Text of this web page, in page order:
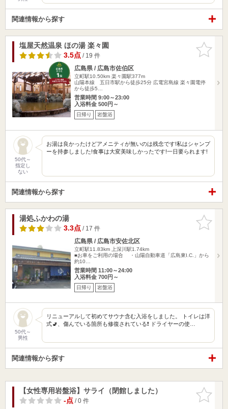
関連情報から探す
お気に入
りに追加
塩屋天然温泉 ほの湯 楽々園
3.5点/ 19 件
広島県 / 広島市佐伯区
立町駅10.50km 楽々園駅377m
山陽本線 五日市駅から徒歩25分 広電宮島線 楽々園電停
から徒歩5…
営業時間 9:00～23:00
入浴料金 500円～
日帰り 岩盤浴
50代～
指定し
ない
お湯は良かったけどアメニティが無いのは残念です!私はシャンプ
ーを持参しました!食事は大変美味しかったです!一日要られます!
関連情報から探す
お気に入
りに追加
湯処ふかわの湯
3.3点/ 17 件
広島県 / 広島市安佐北区
立町駅11.83km
上深川駅1.74km
■お車をご利用の場合 ・山陽自動車道「広島東I.C.」から
約10…
営業時間 11:00～24:00
入浴料金 700円～
日帰り 岩盤浴
50代～
男性
リニューアルして初めてサウナ含む入浴をしました。 トイレは洋
式🚽、傷んでいる箇所も修復されている❗️ ドライヤーの使…
関連情報から探す
お気に入
りに追加
【女性専用岩盤浴】サライ（閉館しました）
-点/ 0 件